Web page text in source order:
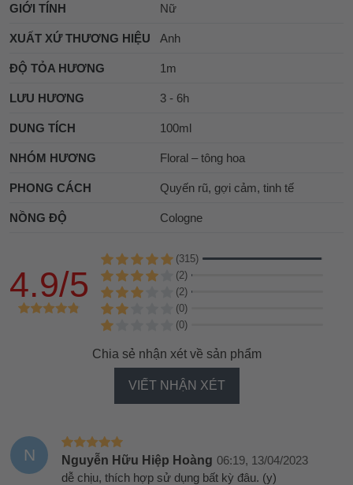
GIỚI TÍNH Nữ
XUẤT XỨ THƯƠNG HIỆU Anh
ĐỘ TỎA HƯƠNG 1m
LƯU HƯƠNG 3 - 6h
DUNG TÍCH 100ml
NHÓM HƯƠNG Floral – tông hoa
PHONG CÁCH Quyến rũ, gợi cảm, tinh tế
NỒNG ĐỘ Cologne
4.9/5
(315)
(2)
(2)
(0)
(0)
Chia sẻ nhận xét về sản phẩm
VIẾT NHẬN XÉT
N Nguyễn Hữu Hiệp Hoàng 06:19, 13/04/2023
dễ chịu, thích hợp sử dụng bất kỳ đâu. (y)